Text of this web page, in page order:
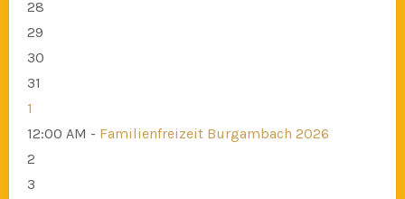
28
29
30
31
1
12:00 AM - Familienfreizeit Burgambach 2026
2
3